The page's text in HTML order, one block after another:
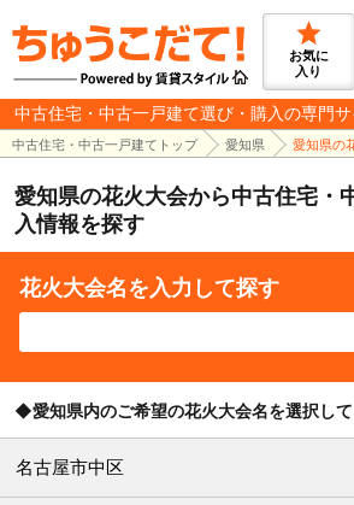
お気に
入り
中古住宅・中古一戸建て選び・購入の専門サ
中古住宅・中古一戸建てトップ 愛知県 愛知県の
愛知県の花火大会から中古住宅・
入情報を探す
花火大会名を入力して探す
◆愛知県内のご希望の花火大会名を選択し
名古屋市中区